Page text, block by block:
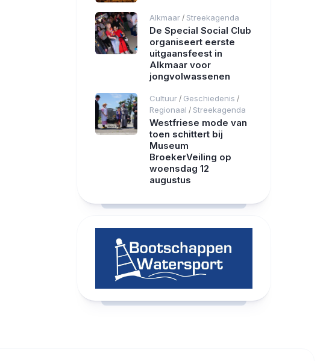
Alkmaar / Streekagenda
De Special Social Club
organiseert eerste
uitgaansfeest in
Alkmaar voor
jongvolwassenen
Cultuur / Geschiedenis /
Regionaal / Streekagenda
Westfriese mode van
toen schittert bij
Museum
BroekerVeiling op
woensdag 12
augustus